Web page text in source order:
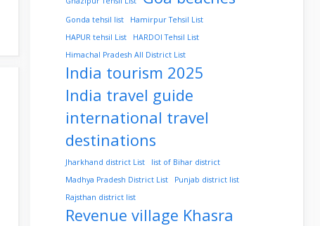
Gonda tehsil list
Hamirpur Tehsil List
HAPUR tehsil List
HARDOI Tehsil List
Himachal Pradesh All District List
India tourism 2025
India travel guide
international travel
destinations
Jharkhand district List
list of Bihar district
Madhya Pradesh District List
Punjab district list
Rajsthan district list
Revenue village Khasra